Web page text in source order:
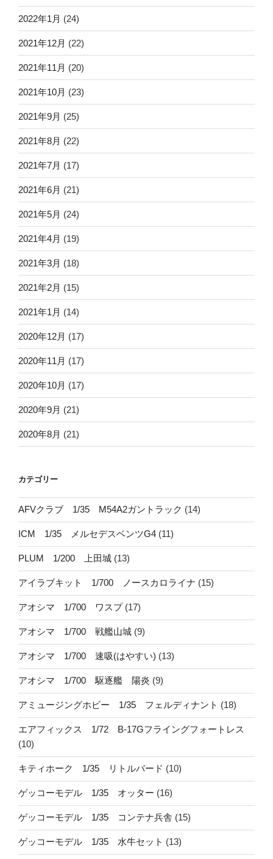
2022年1月 (24)
2021年12月 (22)
2021年11月 (20)
2021年10月 (23)
2021年9月 (25)
2021年8月 (22)
2021年7月 (17)
2021年6月 (21)
2021年5月 (24)
2021年4月 (19)
2021年3月 (18)
2021年2月 (15)
2021年1月 (14)
2020年12月 (17)
2020年11月 (17)
2020年10月 (17)
2020年9月 (21)
2020年8月 (21)
カテゴリー
AFVクラブ 1/35 M54A2ガントラック (14)
ICM 1/35 メルセデスベンツG4 (11)
PLUM 1/200 上田城 (13)
アイラブキット 1/700 ノースカロライナ (15)
アオシマ 1/700 ワスプ(17)
アオシマ 1/700 戦艦山城 (9)
アオシマ 1/700 速吸(はやすい) (13)
アオシマ 1/700 駆逐艦 陽炎 (9)
アミュージングホビー 1/35 フェルディナント (18)
エアフィックス 1/72 B-17Gフライングフォートレス
(10)
キティホーク 1/35 リトルバード (10)
ゲッコーモデル 1/35 オッター (16)
ゲッコーモデル 1/35 コンテナ兵舎 (15)
ゲッコーモデル 1/35 水牛セット (13)